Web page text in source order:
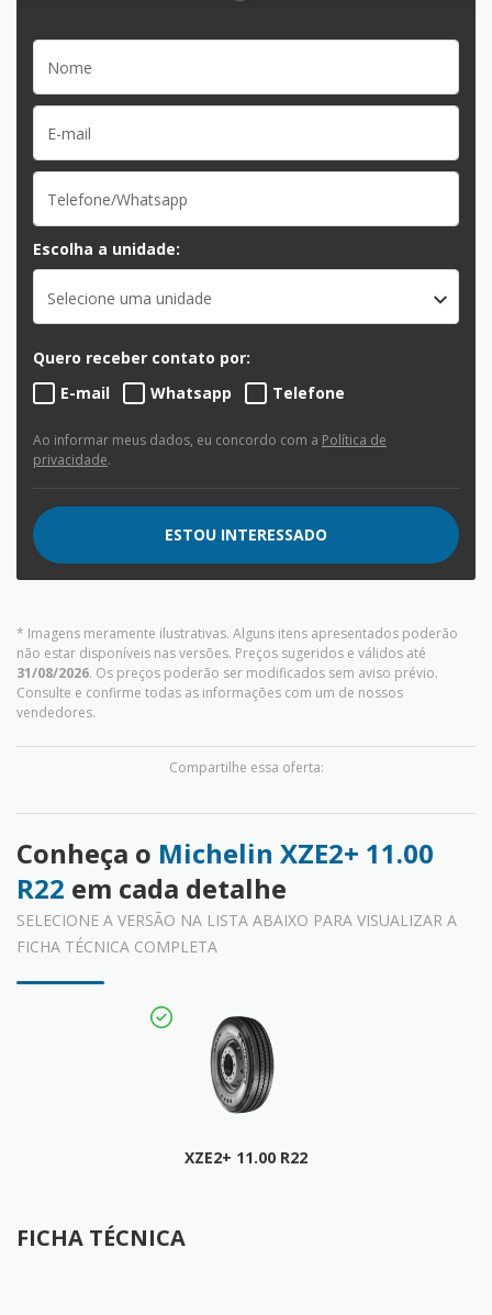
* Imagens meramente ilustrativas. Alguns itens apresentados poderão
não estar disponíveis nas versões. Preços sugeridos e válidos até
31/08/2026. Os preços poderão ser modificados sem aviso prévio.
Consulte e confirme todas as informações com um de nossos
vendedores.
Compartilhe essa oferta:
Escolha a unidade:
Selecione uma unidade
Quero receber contato por:
E-mail
Whatsapp Telefone
Ao informar meus dados, eu concordo com a Política de
privacidade.
ESTOU INTERESSADO
Conheça o Michelin XZE2+ 11.00
R22 em cada detalhe
SELECIONE A VERSÃO NA LISTA ABAIXO PARA VISUALIZAR A
FICHA TÉCNICA COMPLETA
XZE2+ 11.00 R22
FICHA TÉCNICA